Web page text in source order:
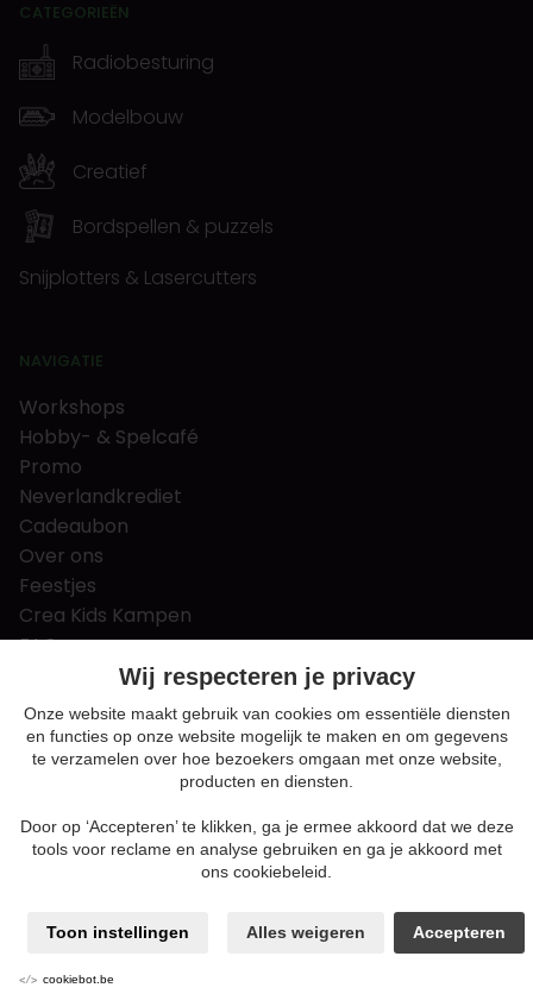
CATEGORIEËN
Radiobesturing
Modelbouw
Creatief
Bordspellen & puzzels
Snijplotters & Lasercutters
NAVIGATIE
Workshops
Hobby- & Spelcafé
Promo
Neverlandkrediet
Cadeaubon
Over ons
Feestjes
Crea Kids Kampen
FAQ
Tips & tricks
Contact
Nieuws & Vacatures
Algemene voorwaarden
Privacy en cookie policy
Sitemap
Wij respecteren je privacy
Onze website maakt gebruik van cookies om essentiële diensten
en functies op onze website mogelijk te maken en om gegevens
te verzamelen over hoe bezoekers omgaan met onze website,
producten en diensten.
Door op ‘Accepteren’ te klikken, ga je ermee akkoord dat we deze
tools voor reclame en analyse gebruiken en ga je akkoord met
ons cookiebeleid.
Toon instellingen Alles weigeren Accepteren
cookiebot.be